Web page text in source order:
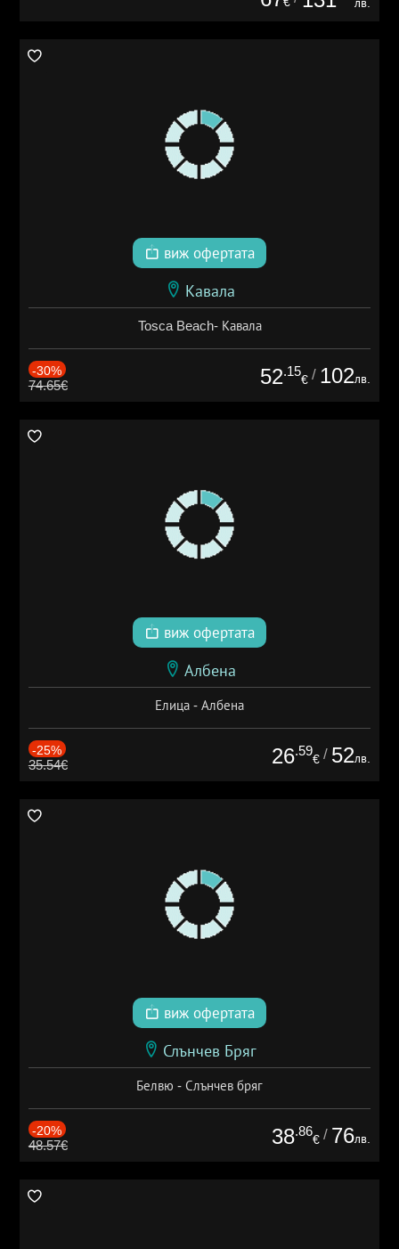
виж офертата
Кавала
Tosca Beach- Кавала
-30%
74.65€ 52.15
€ / 102лв.
виж офертата
Албена
Елица - Албена
-25%
35.54€ 26.59
€ / 52лв.
виж офертата
Слънчев Бряг
Белвю - Слънчев бряг
-20%
48.57€ 38.86
€ / 76лв.